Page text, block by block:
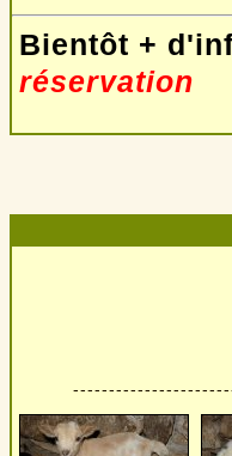
Bientôt +
réservation